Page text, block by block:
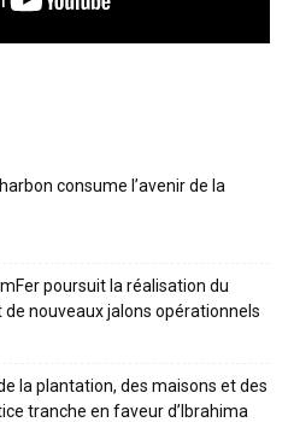
consume l’avenir de la
poursuit la réalisation du
nouveaux jalons opérationnels
la plantation, des maisons et des
tranche en faveur d’Ibrahima